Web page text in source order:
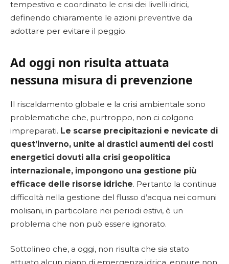
tempestivo e coordinato le crisi dei livelli idrici,
definendo chiaramente le azioni preventive da
adottare per evitare il peggio.
Ad oggi non risulta attuata
nessuna misura di prevenzione
Il riscaldamento globale e la crisi ambientale sono
problematiche che, purtroppo, non ci colgono
impreparati. Le scarse precipitazioni e nevicate di
quest’inverno, unite ai drastici aumenti dei costi
energetici dovuti alla crisi geopolitica
internazionale, impongono una gestione più
efficace delle risorse idriche. Pertanto la continua
difficoltà nella gestione del flusso d’acqua nei comuni
molisani, in particolare nei periodi estivi, è un
problema che non può essere ignorato.
Sottolineo che, a oggi, non risulta che sia stato